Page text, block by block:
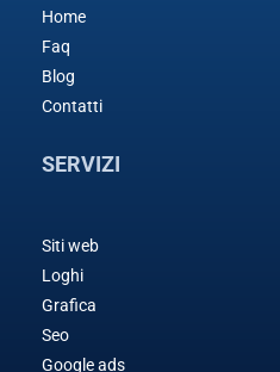
Home
Faq
Blog
Contatti
SERVIZI
Siti web
Loghi
Grafica
Seo
Google ads